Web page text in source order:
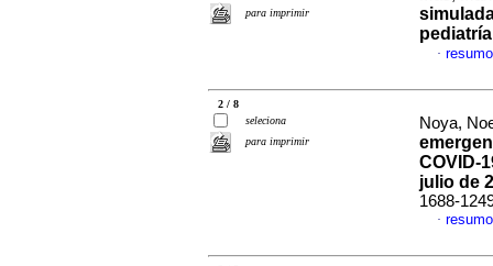
para imprimir
·
2 / 8
seleciona
para imprimir
Noya,
COVID-
julio de
1688-
·